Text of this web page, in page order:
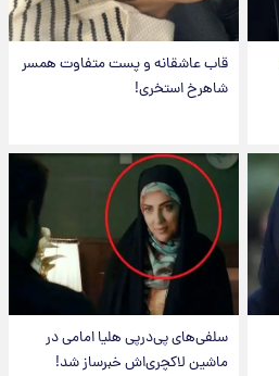
قاب عاشقانه و پست متفاوت همسر
شاهرخ استخری!
سلفی‌های پی‌درپی هلیا امامی در
ماشین لاکچری‌اش خبرساز شد!